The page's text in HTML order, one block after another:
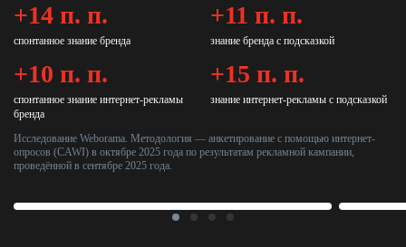
+14 п. п.
спонтанное знание бренда
+11 п. п.
знание бренда с подсказкой
+10 п. п.
спонтанное знание интернет-рекламы
бренда
+15 п. п.
знание интернет-рекламы с подсказкой
Исследование Weborama. Методология — анкетирование с помощью интернет-
опросов (CAWI) в октябре 2025 года по результатам рекламной кампании,
проведённой в сентябре 2025 года.